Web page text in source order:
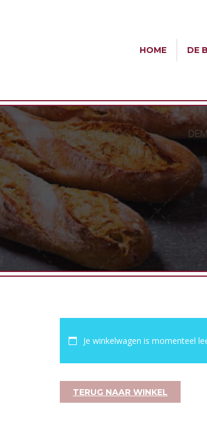
HOME DE
Je winkelwagen is momenteel
TERUG NAAR WINKEL